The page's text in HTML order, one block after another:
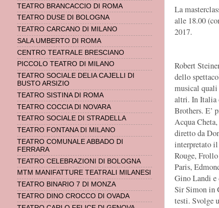
La
alle 18.00
2017.
Robert
dello
musical
altri. In Italia
Brothers. E’
Acqua
diretto da
interpretato
Rouge,
Paris,
Gino Landi
Sir Simon in
testi. Svolge
TEATRO BRANCACCIO DI ROMA
TEATRO DUSE DI BOLOGNA
TEATRO CARCANO DI MILANO
SALA UMBERTO DI ROMA
CENTRO TEATRALE BRESCIANO
PICCOLO TEATRO DI MILANO
TEATRO SOCIALE DELIA CAJELLI DI
BUSTO ARSIZIO
TEATRO SISTINA DI ROMA
TEATRO COCCIA DI NOVARA
TEATRO SOCIALE DI STRADELLA
TEATRO FONTANA DI MILANO
TEATRO COMUNALE ABBADO DI
FERRARA
TEATRO CELEBRAZIONI DI BOLOGNA
MTM MANIFATTURE TEATRALI MILANESI
TEATRO BINARIO 7 DI MONZA
TEATRO DINO CROCCO DI OVADA